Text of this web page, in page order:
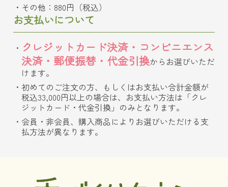
その他：880円（税込）
お支払いについて
クレジットカード決済・コンビニエンス
決済・郵便振替・代金引換からお選びいただ
けます。
初めてのご注文の方、もしくはお支払い合計金額が
税込33,000円以上の場合は、お支払い方法は「クレ
ジットカード・代金引換」のみとなります。
会員・非会員、購入商品によりお選びいただける支
払方法が異なります。